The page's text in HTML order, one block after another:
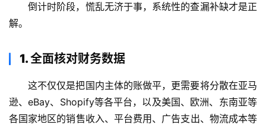
倒计时阶段，慌乱无济于事，系统性的查漏补缺才是正
解。
1. 全面核对财务数据
这不仅仅是把国内主体的账做平，更需要将分散在亚马
逊、eBay、Shopify等各平台，以及美国、欧洲、东南亚等
各国家地区的销售收入、平台费用、广告支出、物流成本等